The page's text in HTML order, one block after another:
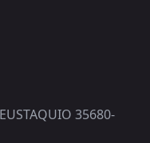
35680-